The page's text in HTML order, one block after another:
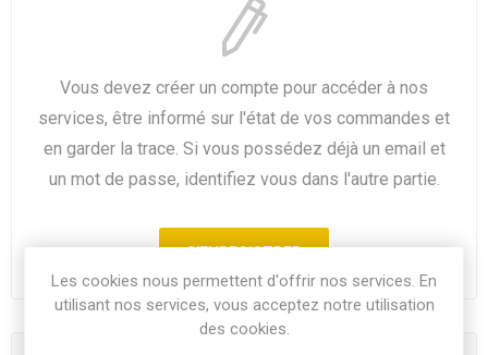
Vous devez créer un compte pour accéder à nos
services, être informé sur l'état de vos commandes et
en garder la trace. Si vous possédez déjà un email et
un mot de passe, identifiez vous dans l'autre partie.
Les cookies nous permettent d'offrir nos services. En
utilisant nos services, vous acceptez notre utilisation
des cookies.